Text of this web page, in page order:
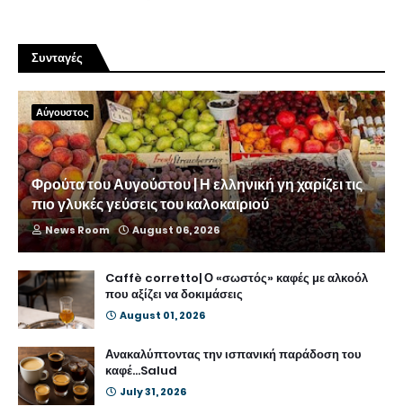
Συνταγές
Αύγουστος
Φρούτα του Αυγούστου | Η ελληνική γη χαρίζει τις
πιο γλυκές γεύσεις του καλοκαιριού
News Room August 06, 2026
Caffè corretto| Ο «σωστός» καφές με αλκοόλ
που αξίζει να δοκιμάσεις
August 01, 2026
Ανακαλύπτοντας την ισπανική παράδοση του
καφέ...Salud
July 31, 2026